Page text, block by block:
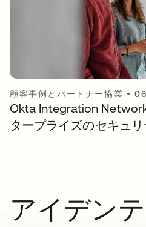
顧客事例とパートナー協業 •
Okta Integration
タープライズのセキュ
アイデン